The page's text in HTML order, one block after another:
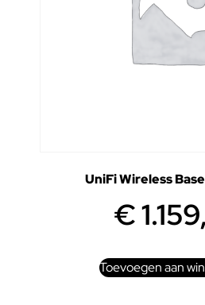
UniFi Wireless
€
Toevoegen aan